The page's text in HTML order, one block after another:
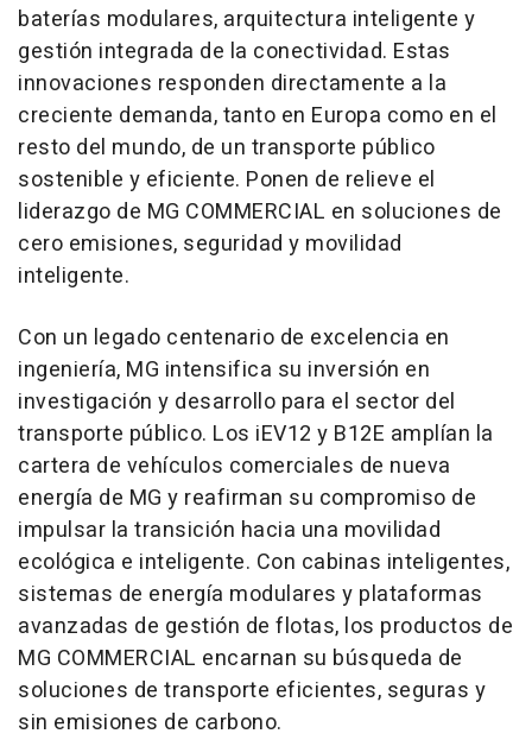
baterías modulares, arquitectura inteligente y
gestión integrada de la conectividad. Estas
innovaciones responden directamente a la
creciente demanda, tanto en Europa como en el
resto del mundo, de un transporte público
sostenible y eficiente. Ponen de relieve el
liderazgo de MG COMMERCIAL en soluciones de
cero emisiones, seguridad y movilidad
inteligente.
Con un legado centenario de excelencia en
ingeniería, MG intensifica su inversión en
investigación y desarrollo para el sector del
transporte público. Los iEV12 y B12E amplían la
cartera de vehículos comerciales de nueva
energía de MG y reafirman su compromiso de
impulsar la transición hacia una movilidad
ecológica e inteligente. Con cabinas inteligentes,
sistemas de energía modulares y plataformas
avanzadas de gestión de flotas, los productos de
MG COMMERCIAL encarnan su búsqueda de
soluciones de transporte eficientes, seguras y
sin emisiones de carbono.